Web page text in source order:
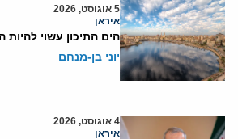
5 אוגוסט, 2026
איראן
הים התיכון עשוי
יוני בן-מנחם
4 אוגוסט, 2026
איראן